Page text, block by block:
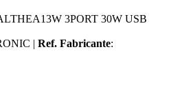
3PORT 30W USB
| Ref. Fabricante: